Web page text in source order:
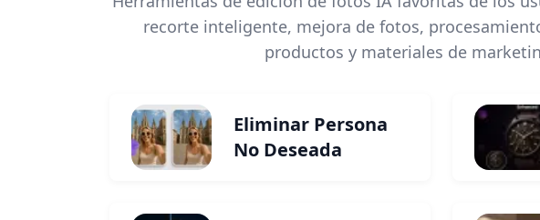
recorte inteligente, mejora de fotos,
productos y materiales de
Eliminar Persona
No Deseada